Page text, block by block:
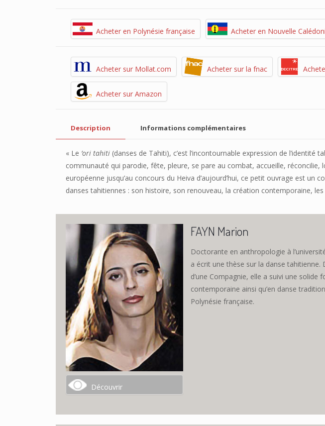
Acheter en Polynésie française Acheter en Nouvelle
Acheter sur Mollat.com Acheter sur la fnac
Acheter sur Amazon
Description Informations complémentaires
« Le ’ori tahiti (danses de Tahiti), c’est l’incontournable expression de l’identité
communauté qui parodie, fête, pleure, se pare au combat, accueille, réconcilie,
européenne jusqu’au concours du Heiva d’aujourd’hui, ce petit ouvrage est un
danses tahitiennes : son histoire, son renouveau, la création contemporaine,
Découvrir
FAYN Marion
Doctorante en anthropologie à
a écrit une thèse sur la danse
d’une Compagnie, elle a suivi une solide
contemporaine ainsi qu’en danse
Polynésie française.